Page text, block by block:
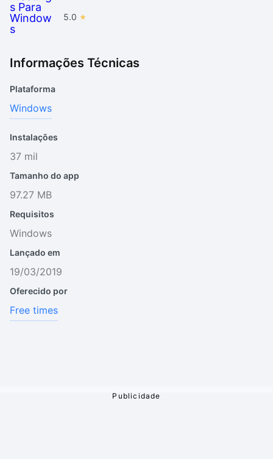
5.0
Informações Técnicas
Plataforma
Windows
Instalações
37 mil
Tamanho do app
97.27 MB
Requisitos
Windows
Lançado em
19/03/2019
Oferecido por
Free times